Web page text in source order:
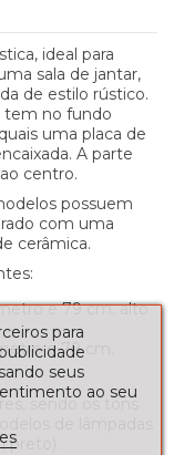
ideal para
sala de jantar,
de estilo rústico.
tem no fundo
uma placa de
A parte
centro.
possuem
com uma
cerâmica.
e 79 cm. alto
e 79 cm.
sendo os tons
de lâmpadas
para
seus
ao seu